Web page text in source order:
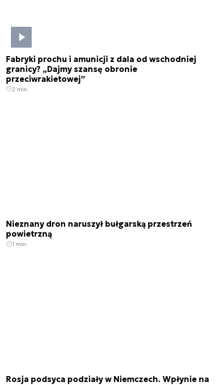
Fabryki prochu i amunicji z dala od wschodniej
granicy? „Dajmy szansę obronie
przeciwrakietowej”
2 min.
Nieznany dron naruszył bułgarską przestrzeń
powietrzną
1 min.
Rosja podsyca podziały w Niemczech. Wpłynie na